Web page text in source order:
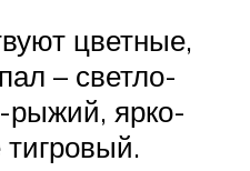
цветные,
– светло-
рыжий, ярко-